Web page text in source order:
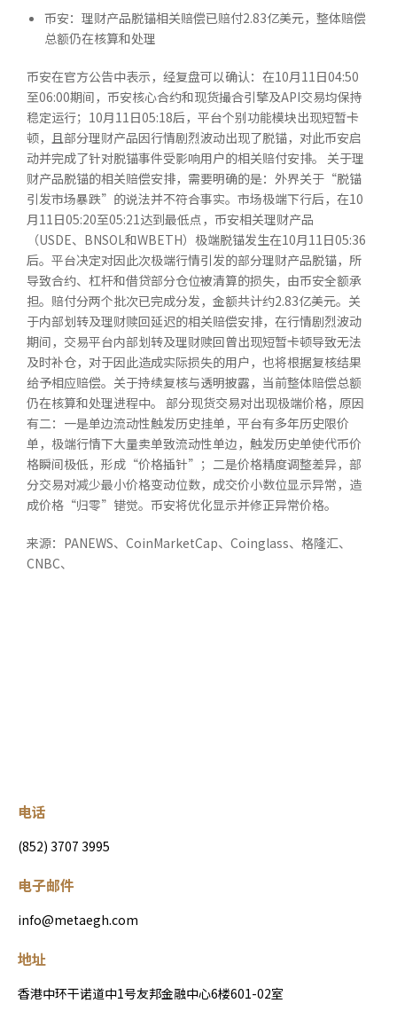
币安：理财产品脱锚相关赔偿已赔付2.83亿美元，整体赔偿
总额仍在核算和处理
币安在官方公告中表示，经复盘可以确认：在10月11日04:50
至06:00期间，币安核心合约和现货撮合引擎及API交易均保持
稳定运行；10月11日05:18后，平台个别功能模块出现短暂卡
顿，且部分理财产品因行情剧烈波动出现了脱锚，对此币安启
动并完成了针对脱锚事件受影响用户的相关赔付安排。 关于理
财产品脱锚的相关赔偿安排，需要明确的是：外界关于“脱锚
引发市场暴跌”的说法并不符合事实。市场极端下行后，在10
月11日05:20至05:21达到最低点，币安相关理财产品
（USDE、BNSOL和WBETH）极端脱锚发生在10月11日05:36
后。平台决定对因此次极端行情引发的部分理财产品脱锚，所
导致合约、杠杆和借贷部分仓位被清算的损失，由币安全额承
担。赔付分两个批次已完成分发，金额共计约2.83亿美元。关
于内部划转及理财赎回延迟的相关赔偿安排，在行情剧烈波动
期间，交易平台内部划转及理财赎回曾出现短暂卡顿导致无法
及时补仓，对于因此造成实际损失的用户，也将根据复核结果
给予相应赔偿。关于持续复核与透明披露，当前整体赔偿总额
仍在核算和处理进程中。 部分现货交易对出现极端价格，原因
有二：一是单边流动性触发历史挂单，平台有多年历史限价
单，极端行情下大量卖单致流动性单边，触发历史单使代币价
格瞬间极低，形成“价格插针”；二是价格精度调整差异，部
分交易对减少最小价格变动位数，成交价小数位显示异常，造
成价格“归零”错觉。币安将优化显示并修正异常价格。
来源：PANEWS、CoinMarketCap、Coinglass、格隆汇、
CNBC、
电话
(852) 3707 3995
电子邮件
info@metaegh.com
地址
香港中环干诺道中1号友邦金融中心6楼601-02室